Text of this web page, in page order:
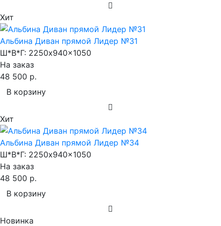
Хит
Альбина Диван прямой Лидер №31
Ш*В*Г: 2250x940x1050
На заказ
48 500 р.
В корзину
Хит
Альбина Диван прямой Лидер №34
Ш*В*Г: 2250x940x1050
На заказ
48 500 р.
В корзину
Новинка